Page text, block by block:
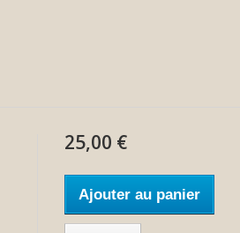
25,00 €
Ajouter au panier